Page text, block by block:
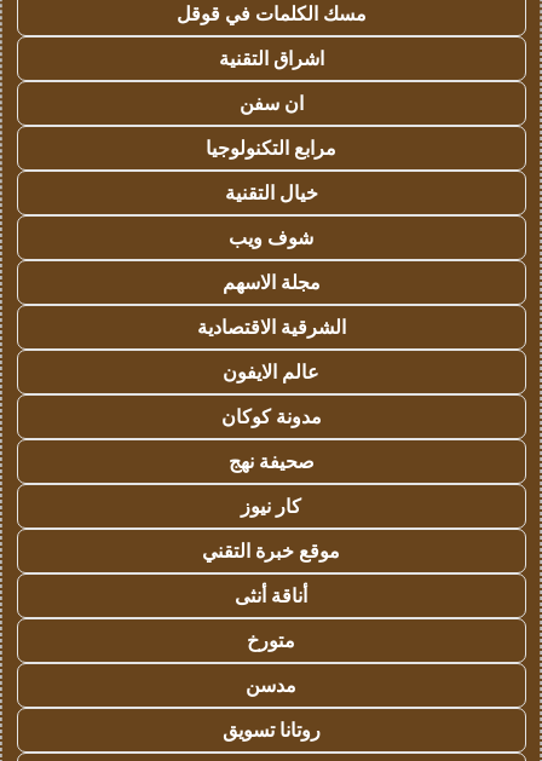
مسك الكلمات في قوقل
اشراق التقنية
ان سفن
مرابع التكنولوجيا
خيال التقنية
شوف ويب
مجلة الاسهم
الشرقية الاقتصادية
عالم الايفون
مدونة كوكان
صحيفة نهج
كار نيوز
موقع خبرة التقني
أناقة أنثى
متورخ
مدسن
روتانا تسويق